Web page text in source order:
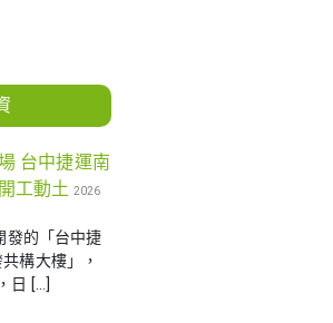
台中捷運南
工動土 2026
發的「台中捷
構大樓」，
日 […]